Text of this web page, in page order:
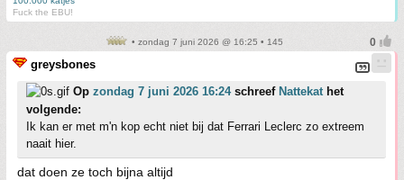
Fuck the EBU!
• zondag 7 juni 2026 @ 16:25 • 145
greysbones
Op zondag 7 juni 2026 16:24schreef Nattekathet
volgende:
Ik kan er met m'n kop echt niet bij dat Ferrari Leclerc zo extreem
naait hier.
dat doen ze toch bijna altijd